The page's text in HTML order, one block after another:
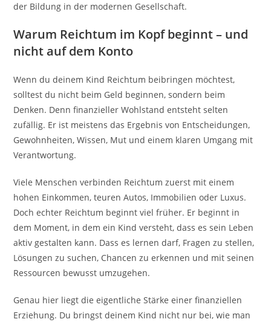
der Bildung in der modernen Gesellschaft.
Warum Reichtum im Kopf beginnt – und
nicht auf dem Konto
Wenn du deinem Kind Reichtum beibringen möchtest,
solltest du nicht beim Geld beginnen, sondern beim
Denken. Denn finanzieller Wohlstand entsteht selten
zufällig. Er ist meistens das Ergebnis von Entscheidungen,
Gewohnheiten, Wissen, Mut und einem klaren Umgang mit
Verantwortung.
Viele Menschen verbinden Reichtum zuerst mit einem
hohen Einkommen, teuren Autos, Immobilien oder Luxus.
Doch echter Reichtum beginnt viel früher. Er beginnt in
dem Moment, in dem ein Kind versteht, dass es sein Leben
aktiv gestalten kann. Dass es lernen darf, Fragen zu stellen,
Lösungen zu suchen, Chancen zu erkennen und mit seinen
Ressourcen bewusst umzugehen.
Genau hier liegt die eigentliche Stärke einer finanziellen
Erziehung. Du bringst deinem Kind nicht nur bei, wie man